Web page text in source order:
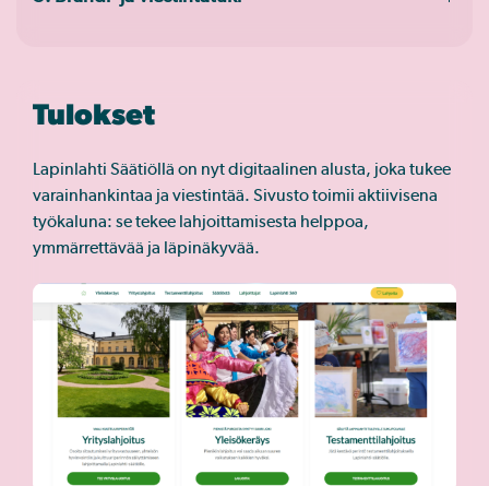
Tulokset
Lapinlahti Säätiöllä on nyt digitaalinen alusta, joka tukee
varainhankintaa ja viestintää. Sivusto toimii aktiivisena
työkaluna: se tekee lahjoittamisesta helppoa,
ymmärrettävää ja läpinäkyvää.